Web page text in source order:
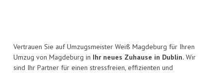
Vertrauen Sie auf Umzugsmeister Weiß Magdeburg für Ihren
Umzug von Magdeburg in Ihr neues Zuhause in Dublin. Wir
sind Ihr Partner für einen stressfreien, effizienten und